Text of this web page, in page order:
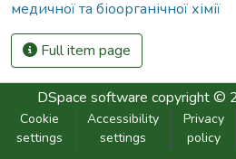
медичної та біоорганічної хімії
Full item page
DSpace software copyright ©
Cookie
settings
Accessibility
settings
Privacy
policy